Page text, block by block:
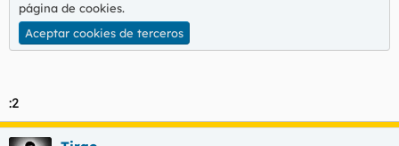
página de cookies.
Aceptar cookies de terceros
:2